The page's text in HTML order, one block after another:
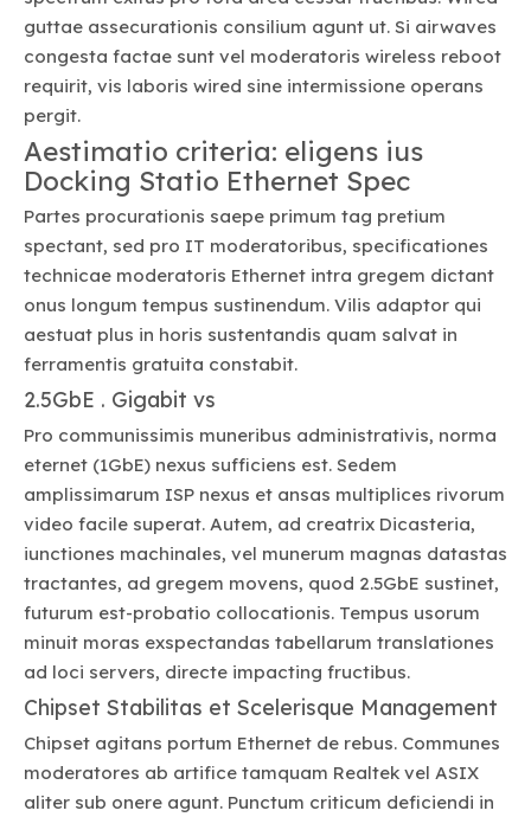
guttae assecurationis consilium agunt ut. Si airwaves
congesta factae sunt vel moderatoris wireless reboot
requirit, vis laboris wired sine intermissione operans
pergit.
Aestimatio criteria: eligens ius
Docking Statio Ethernet Spec
Partes procurationis saepe primum tag pretium
spectant, sed pro IT moderatoribus, specificationes
technicae moderatoris Ethernet intra gregem dictant
onus longum tempus sustinendum. Vilis adaptor qui
aestuat plus in horis sustentandis quam salvat in
ferramentis gratuita constabit.
2.5GbE . Gigabit vs
Pro communissimis muneribus administrativis, norma
eternet (1GbE) nexus sufficiens est. Sedem
amplissimarum ISP nexus et ansas multiplices rivorum
video facile superat. Autem, ad creatrix Dicasteria,
iunctiones machinales, vel munerum magnas datastas
tractantes, ad gregem movens, quod 2.5GbE sustinet,
futurum est-probatio collocationis. Tempus usorum
minuit moras exspectandas tabellarum translationes
ad loci servers, directe impacting fructibus.
Chipset Stabilitas et Scelerisque Management
Chipset agitans portum Ethernet de rebus. Communes
moderatores ab artifice tamquam Realtek vel ASIX
aliter sub onere agunt. Punctum criticum deficiendi in